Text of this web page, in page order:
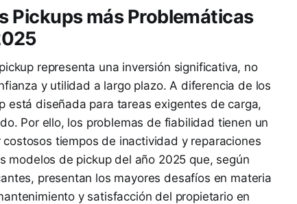
Pickups más Problemáticas
representa una inversión significativa, no
y utilidad a largo plazo. A diferencia de los
está diseñada para tareas exigentes de carga,
Por ello, los problemas de fiabilidad tienen un
tiempos de inactividad y reparaciones
modelos de pickup del año 2025 que, según
presentan los mayores desafíos en materia
y satisfacción del propietario en